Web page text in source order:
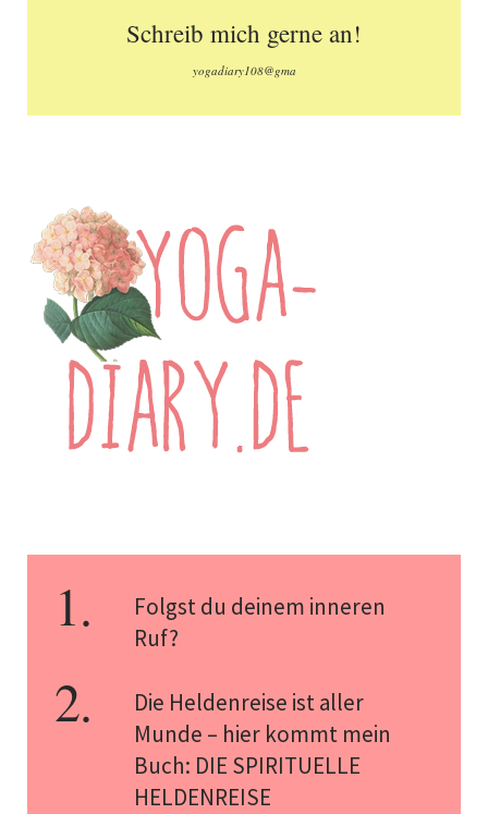
Schreib mich gerne an!
yogadiary108@gma
Folgst du deinem inneren
Ruf?
Die Heldenreise ist aller
Munde – hier kommt mein
Buch: DIE SPIRITUELLE
HELDENREISE